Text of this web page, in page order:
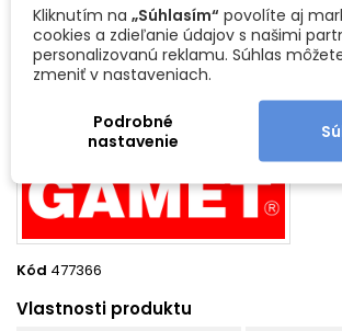
Kód 477366
Vlastnosti produktu
Kliknutím na „Súhlasím“ povolíte aj
cookies a zdieľanie údajov s našimi
personalizovanú reklamu. Súhlas
zmeniť v nastaveniach.
Podrobné
nastavenie